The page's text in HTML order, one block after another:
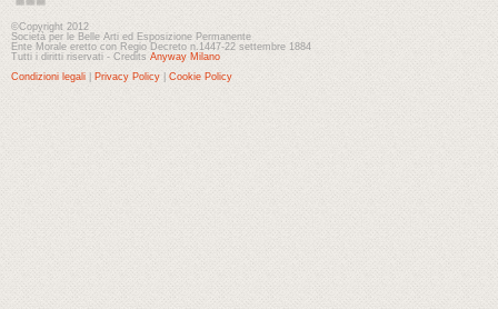
©Copyright 2012
Società per le Belle Arti ed Esposizione Permanente
Ente Morale eretto con Regio Decreto n.1447-22 settembre 1884
Tutti i diritti riservati - Credits Anyway Milano
Condizioni legali
Privacy Policy Cookie Policy